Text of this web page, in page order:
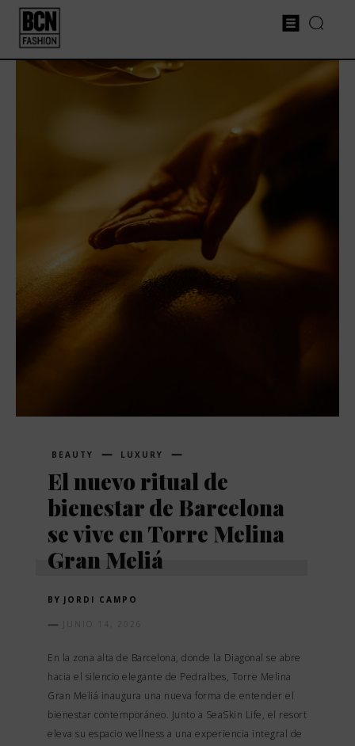
BEAUTY LUXURY
El nuevo ritual de
bienestar de Barcelona
se vive en Torre Melina
Gran Meliá
BY JORDI CAMPO
JUNIO 14, 2026
En la zona alta de Barcelona, donde la Diagonal se abre
hacia el silencio elegante de Pedralbes, Torre Melina
Gran Meliá inaugura una nueva forma de entender el
bienestar contemporáneo. Junto a SeaSkin Life, el resort
eleva su espacio wellness a una experiencia integral de